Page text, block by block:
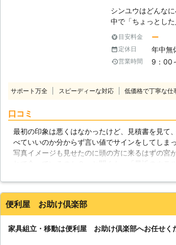
シンユウはどんな
中で「ちょっとし
ときの買い物や、
からない、時間が
な時は無理をせず
りごとなら どんな
どんな家具でもき
み立てにお困りの
もお任せください
ださい。創業12年
その他、電球交換
品回収や引っ越し
目安料金 ー
定休日 年中無
営業時間 9：00
サポート万全 スピーディーな対応 低価格で丁寧な仕
口コミ
最初の印象は悪くはなかったけど、見積書を見て
べていいのか分からず言い値でサインをしてしま
写真イメージも見せたのに頭の方に来るはずの宮
れで合っているのか？」と聞くも、「最近のホテ
書通りに組み立てた」と言い訳。翌日改めて販売
に、「組み立て直すなら3月になる、返金という
のであれば一部返金という形で5000円振り込ま
言っているだけで他の方法での謝罪は一切なく、
でも早口で捲し立てようとするので、こちらが話
の業者は使いません。自分のブログにも証拠とし
便利屋 お助け倶楽部
家具組立・移動は便利屋 お助け倶楽部へお任せく